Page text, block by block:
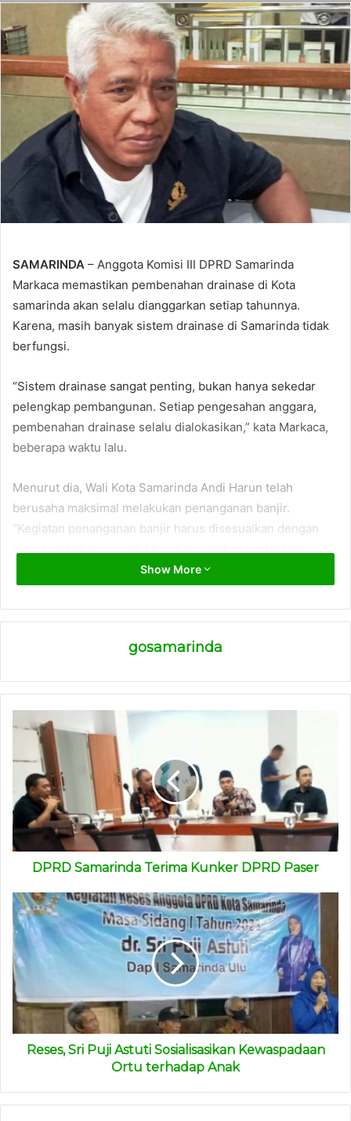
SAMARINDA – Anggota Komisi III DPRD Samarinda
Markaca memastikan pembenahan drainase di Kota
samarinda akan selalu dianggarkan setiap tahunnya.
Karena, masih banyak sistem drainase di Samarinda tidak
berfungsi.
“Sistem drainase sangat penting, bukan hanya sekedar
pelengkap pembangunan. Setiap pengesahan anggara,
pembenahan drainase selalu dialokasikan,” kata Markaca,
beberapa waktu lalu.
Menurut dia, Wali Kota Samarinda Andi Harun telah
berusaha maksimal melakukan penanganan banjir.
“Kegiatan penanganan banjir harus disesuaikan dengan
drainase agar banjir berkurang sudah maksimal.
Masyarakat perlu bersabar,” kata dia.
mendapatkan porsi anggaran paling besar. Tetapi,
prioritas lainnya. Seperti Program Pembangunan dan
Pemberdayaan masyarakat (Probebaya), pengentasan
kemiskinan dan penyediaan transportasi massa berbasis
modern.
“Kerja-kerja yang dilakukan Pak Wali Kota tidak
sembarangan. Kita bisa lihat sendiri, saat ini ketika hujan
deras, debit banjir sudah mulai berkurang,” kata dia.(ADV)
Show More
gosamarinda
DPRD Samarinda Terima Kunker DPRD Paser
Reses, Sri Puji Astuti Sosialisasikan Kewaspadaan
Ortu terhadap Anak